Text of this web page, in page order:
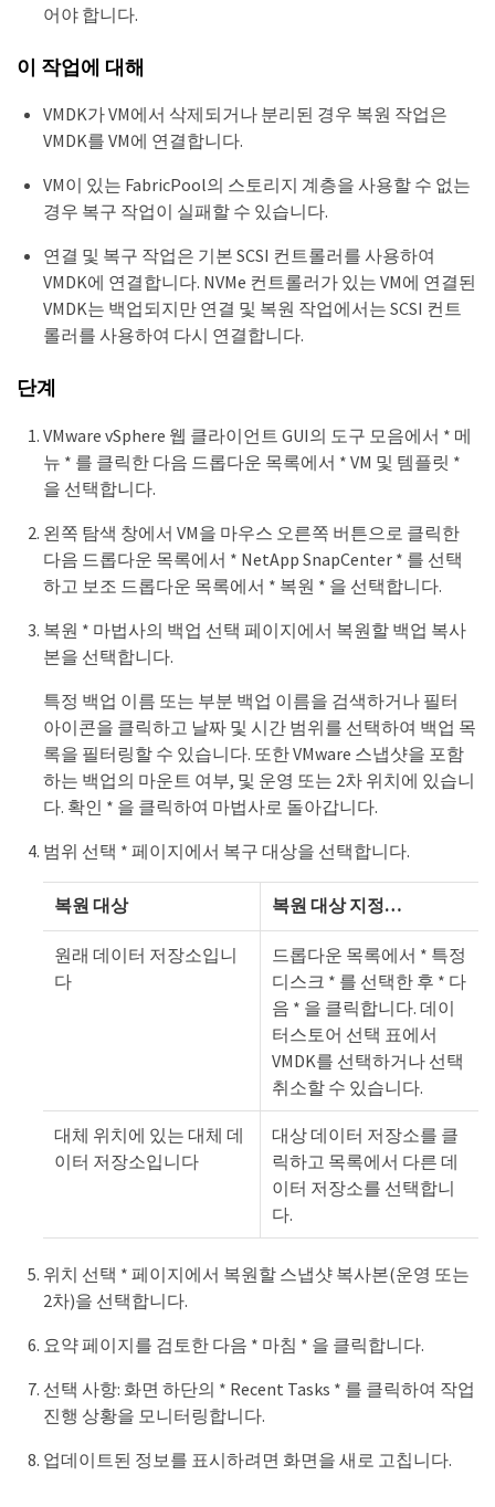
어야 합니다.
이 작업에 대해
VMDK가 VM에서 삭제되거나 분리된 경우 복원 작업은
VMDK를 VM에 연결합니다.
VM이 있는 FabricPool의 스토리지 계층을 사용할 수 없는
경우 복구 작업이 실패할 수 있습니다.
연결 및 복구 작업은 기본 SCSI 컨트롤러를 사용하여
VMDK에 연결합니다. NVMe 컨트롤러가 있는 VM에 연결된
VMDK는 백업되지만 연결 및 복원 작업에서는 SCSI 컨트
롤러를 사용하여 다시 연결합니다.
단계
VMware vSphere 웹 클라이언트 GUI의 도구 모음에서 * 메
뉴 * 를 클릭한 다음 드롭다운 목록에서 * VM 및 템플릿 *
을 선택합니다.
왼쪽 탐색 창에서 VM을 마우스 오른쪽 버튼으로 클릭한
다음 드롭다운 목록에서 * NetApp SnapCenter * 를 선택
하고 보조 드롭다운 목록에서 * 복원 * 을 선택합니다.
복원 * 마법사의 백업 선택 페이지에서 복원할 백업 복사
본을 선택합니다.
특정 백업 이름 또는 부분 백업 이름을 검색하거나 필터
아이콘을 클릭하고 날짜 및 시간 범위를 선택하여 백업 목
록을 필터링할 수 있습니다. 또한 VMware 스냅샷을 포함
하는 백업의 마운트 여부, 및 운영 또는 2차 위치에 있습니
다. 확인 * 을 클릭하여 마법사로 돌아갑니다.
범위 선택 * 페이지에서 복구 대상을 선택합니다.
복원 대상 복원 대상 지정…
원래 데이터 저장소입니
다
드롭다운 목록에서 * 특정
디스크 * 를 선택한 후 * 다
음 * 을 클릭합니다. 데이
터스토어 선택 표에서
VMDK를 선택하거나 선택
취소할 수 있습니다.
대체 위치에 있는 대체 데
이터 저장소입니다
대상 데이터 저장소를 클
릭하고 목록에서 다른 데
이터 저장소를 선택합니
다.
위치 선택 * 페이지에서 복원할 스냅샷 복사본(운영 또는
2차)을 선택합니다.
요약 페이지를 검토한 다음 * 마침 * 을 클릭합니다.
선택 사항: 화면 하단의 * Recent Tasks * 를 클릭하여 작업
진행 상황을 모니터링합니다.
업데이트된 정보를 표시하려면 화면을 새로 고칩니다.